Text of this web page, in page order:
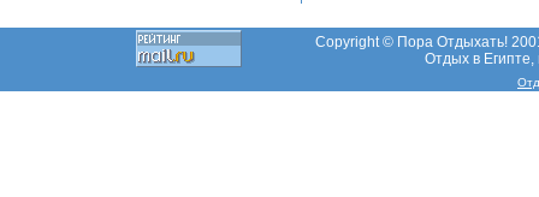
Copyright © Пора Отдыхать!
Отдых в Египте,